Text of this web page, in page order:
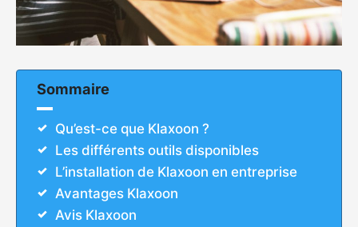
Sommaire
Qu’est-ce que Klaxoon ?
Les différents outils disponibles
L’installation de Klaxoon en entreprise
Avantages Klaxoon
Avis Klaxoon